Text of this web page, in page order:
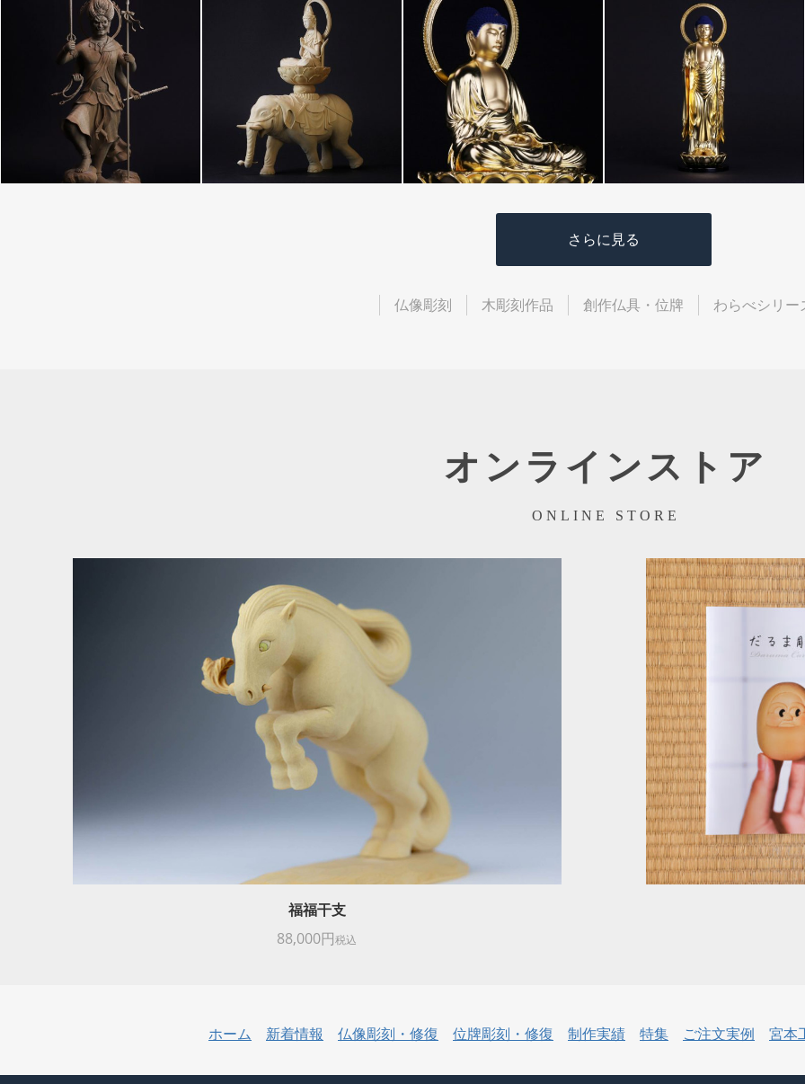
さらに見る
仏像彫刻 木彫刻作品 創作仏具・位牌 わらべシリー
オンラインストア
ONLINE STORE
福福干支
88,000円税込
ホーム 新着情報 仏像彫刻・修復 位牌彫刻・修復 制作実績 特集 ご注文実例 宮本